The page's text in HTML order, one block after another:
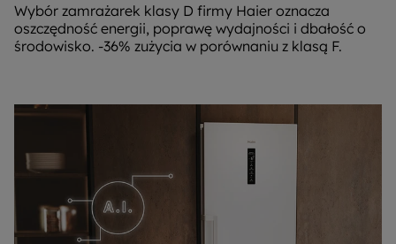
Wybór zamrażarek klasy D firmy Haier oznacza
oszczędność energii, poprawę wydajności i dbałość o
środowisko. -36% zużycia w porównaniu z klasą F.